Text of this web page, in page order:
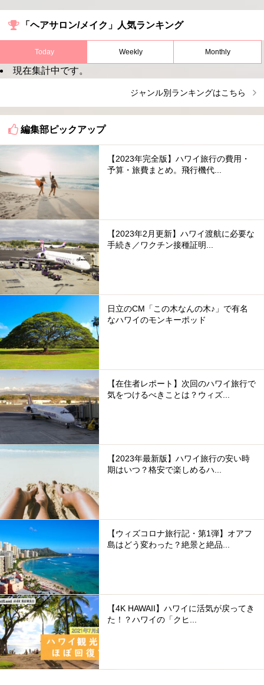
「ヘアサロン/メイク」人気ランキング
Today Weekly Monthly
現在集計中です。
ジャンル別ランキングはこちら
編集部ピックアップ
【2023年完全版】ハワイ旅行の費用・
予算・旅費まとめ。飛行機代...
【2023年2月更新】ハワイ渡航に必要な
手続き／ワクチン接種証明...
日立のCM「この木なんの木♪」で有名
なハワイのモンキーポッド
【在住者レポート】次回のハワイ旅行で
気をつけるべきことは？ウィズ...
【2023年最新版】ハワイ旅行の安い時
期はいつ？格安で楽しめるハ...
【ウィズコロナ旅行記・第1弾】オアフ
島はどう変わった？絶景と絶品...
【4K HAWAII】ハワイに活気が戻ってき
た！？ハワイの「クヒ...